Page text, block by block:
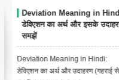
Margin Trading क्या है? हिंदी में
मार्जिन ट्रेडिंग: एक व्यापक गाइड [Margin
Trading: A Comprehensive Guide,
In Hindi]परिभाषा (Definitio...